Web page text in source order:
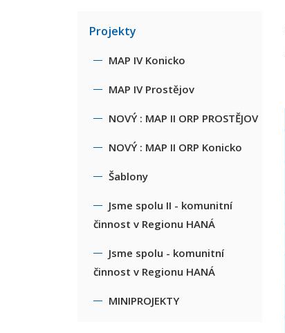
Projekty
MAP IV Konicko
MAP IV Prostějov
NOVÝ : MAP II ORP PROSTĚJOV
NOVÝ : MAP II ORP Konicko
Šablony
Jsme spolu II - komunitní
činnost v Regionu HANÁ
Jsme spolu - komunitní
činnost v Regionu HANÁ
MINIPROJEKTY